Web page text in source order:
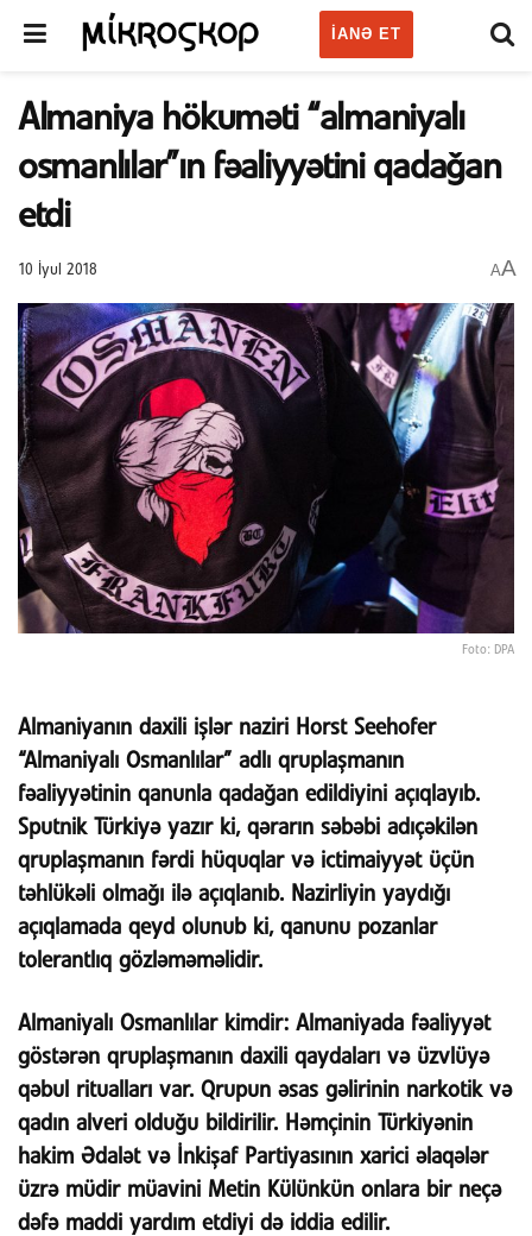
IANƏ ET
Almaniya hökuməti “almaniyalı
osmanlılar”ın fəaliyyətini qadağan
etdi
10 İyul 2018 AA
Foto: DPA
Almaniyanın daxili işlər naziri Horst Seehofer
“Almaniyalı Osmanlılar” adlı qruplaşmanın
fəaliyyətinin qanunla qadağan edildiyini açıqlayıb.
Sputnik Türkiyə yazır ki, qərarın səbəbi adıçəkilən
qruplaşmanın fərdi hüquqlar və ictimaiyyət üçün
təhlükəli olmağı ilə açıqlanıb. Nazirliyin yaydığı
açıqlamada qeyd olunub ki, qanunu pozanlar
tolerantlıq gözləməməlidir.
Almaniyalı Osmanlılar kimdir: Almaniyada fəaliyyət
göstərən qruplaşmanın daxili qaydaları və üzvlüyə
qəbul ritualları var. Qrupun əsas gəlirinin narkotik və
qadın alveri olduğu bildirilir. Həmçinin Türkiyənin
hakim Ədalət və İnkişaf Partiyasının xarici əlaqələr
üzrə müdir müavini Metin Külünkün onlara bir neçə
dəfə maddi yardım etdiyi də iddia edilir.